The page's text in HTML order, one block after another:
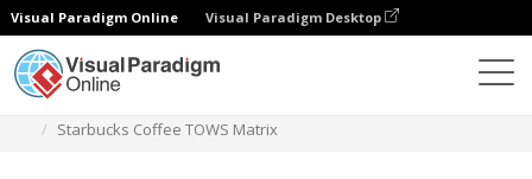
Visual Paradigm Online Visual Paradigm Desktop
Starbucks Coffee TOWS Matrix